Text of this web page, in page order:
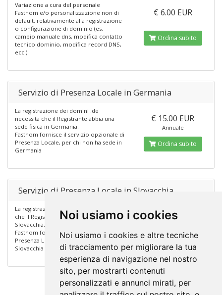
Noi usiamo i cookies
Noi usiamo i cookies e altre tecniche
di tracciamento per migliorare la tua
esperienza di navigazione nel nostro
sito, per mostrarti contenuti
personalizzati e annunci mirati, per
Variazione a cura del personale
Fastnom e/o personalizzazione non di
default, relativamente alla registrazione
o configurazione di dominio (es.
cambio manuale dns, modifica contatto
tecnico dominio, modifica record DNS,
ecc.)
€ 6.00 EUR
Ordina subito
Servizio di Presenza Locale in Germania
La registrazione dei domini .de
necessita che il Registrante abbia una
sede fisica in Germania.
Fastnom fornisce il servizio opzionale di
Presenza Locale, per chi non ha sede in
Germania
€ 15.00 EUR
Annuale
Ordina subito
Servizio di Presenza Locale in Slovacchia
La registrazione dei domini .sk necessita
che il Registrante abbia una sede fisica in
Slovacchia.
Fastnom fornisce il servizio opzionale di
Presenza Locale, per chi non ha sede in
Slovacchia
€ 23.00 EUR